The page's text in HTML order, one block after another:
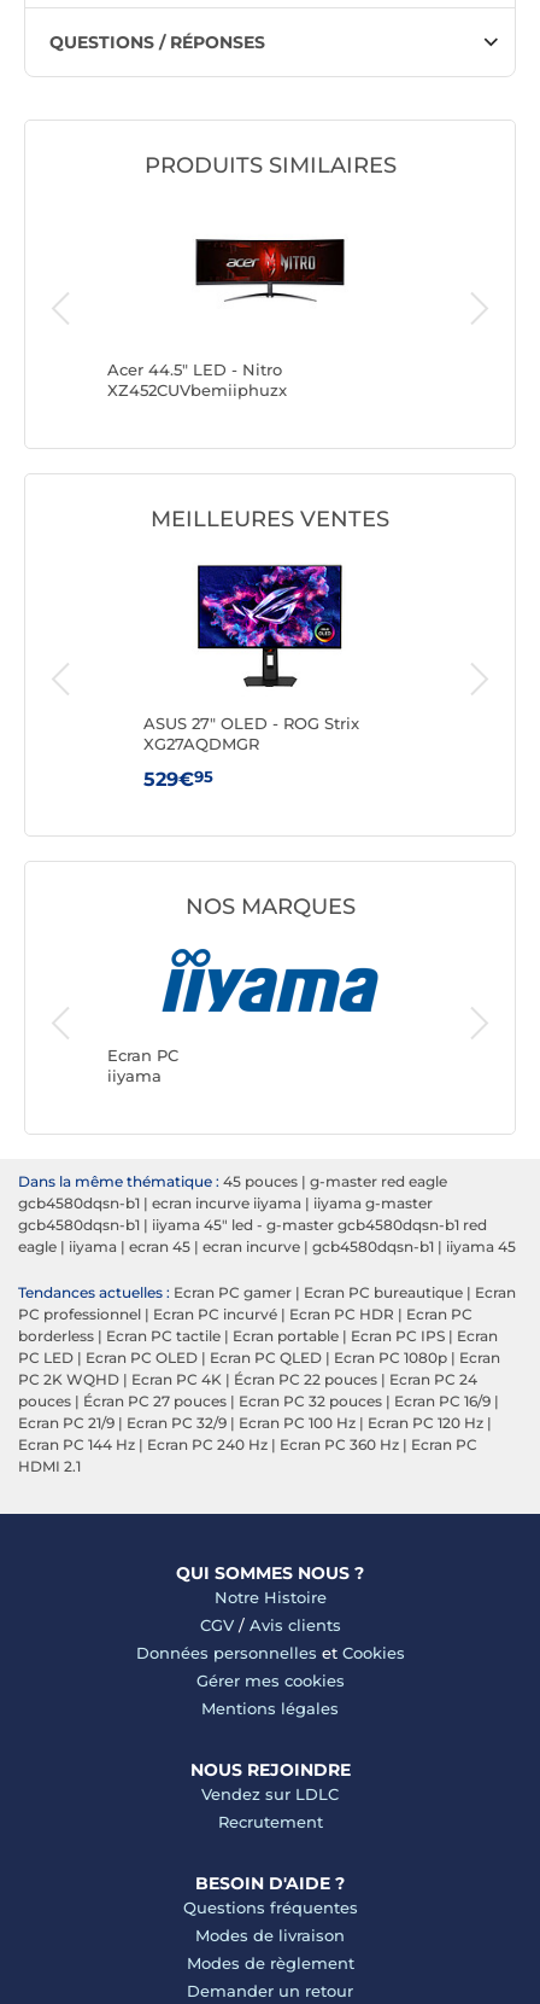
QUESTIONS / RÉPONSES
PRODUITS SIMILAIRES
Acer 44.5" LED - Nitro
XZ452CUVbemiiphuzx
MEILLEURES VENTES
ASUS 27" OLED - ROG Strix
XG27AQDMGR
529€95
NOS MARQUES
Ecran PC
iiyama
Ecran PC
ASUS
Dans la même thématique : 45 pouces | g-master red eagle
gcb4580dqsn-b1 | ecran incurve iiyama | iiyama g-master
gcb4580dqsn-b1 | iiyama 45" led - g-master gcb4580dqsn-b1 red
eagle | iiyama | ecran 45 | ecran incurve | gcb4580dqsn-b1 | iiyama 45
Tendances actuelles : Ecran PC gamer | Ecran PC bureautique | Ecran
PC professionnel | Ecran PC incurvé | Ecran PC HDR | Ecran PC
borderless | Ecran PC tactile | Ecran portable | Ecran PC IPS | Ecran
PC LED | Ecran PC OLED | Ecran PC QLED | Ecran PC 1080p | Ecran
PC 2K WQHD | Ecran PC 4K | Écran PC 22 pouces | Ecran PC 24
pouces | Écran PC 27 pouces | Ecran PC 32 pouces | Ecran PC 16/9 |
Ecran PC 21/9 | Ecran PC 32/9 | Ecran PC 100 Hz | Ecran PC 120 Hz |
Ecran PC 144 Hz | Ecran PC 240 Hz | Ecran PC 360 Hz | Ecran PC
HDMI 2.1
QUI SOMMES NOUS ?
Notre Histoire
CGV/ Avis clients
Données personnelles et Cookies
Gérer mes cookies
Mentions légales
NOUS REJOINDRE
Vendez sur LDLC
Recrutement
BESOIN D'AIDE ?
Questions fréquentes
Modes de livraison
Modes de règlement
Demander un retour